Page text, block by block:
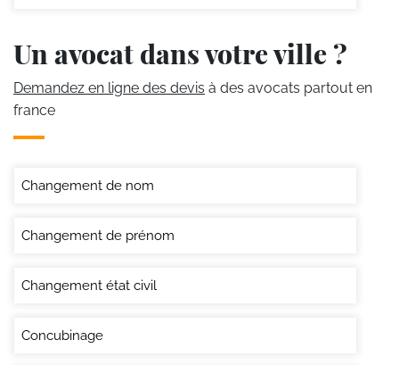
Un avocat dans votre ville ?
Demandez en ligne des devis à des avocats partout en
france
Changement de nom
Changement de prénom
Changement état civil
Concubinage